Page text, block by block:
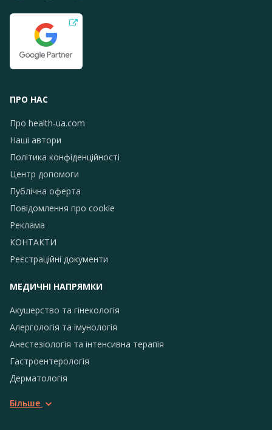
ПРО НАС
Про health-ua.com
Наші автори
Політика конфіденційності
Центр допомоги
Публічна оферта
Повідомлення про сookie
Реклама
КОНТАКТИ
Реєстраційні документи
МЕДИЧНІ НАПРЯМКИ
Акушерство та гінекологія
Алергологія та імунологія
Анестезіологія та інтенсивна терапія
Гастроентерологія
Дерматологія
Більше